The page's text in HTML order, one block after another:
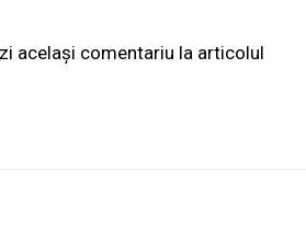
același comentariu la articolul